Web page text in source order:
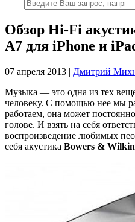
Обзор Hi-Fi
A7 для iPhone и
07 апреля 2013 | Дмитрий
Музыка — это одна из тех
человеку. С помощью нее мы
работаем, она может
голове. И взять на себя
воспроизведение любимых
себя акустика Bowers &